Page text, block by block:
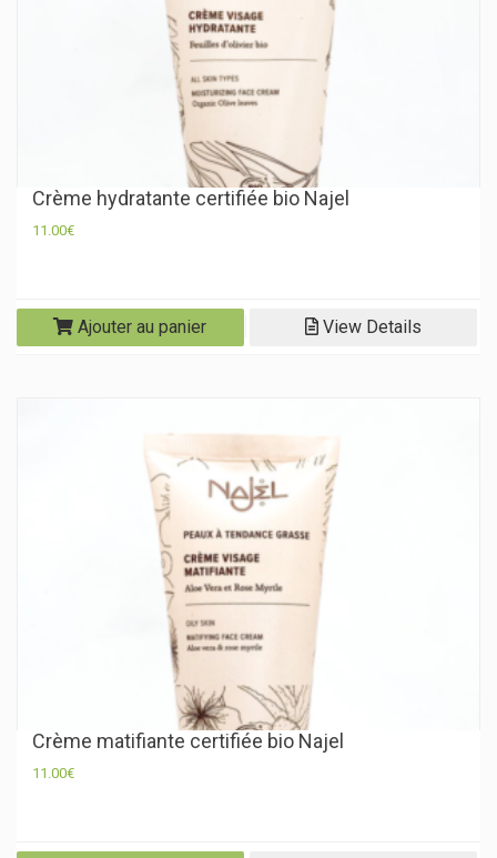
Crème hydratante certifiée bio Najel
11.00€
Ajouter au panier View Details
Crème matifiante certifiée bio Najel
11.00€